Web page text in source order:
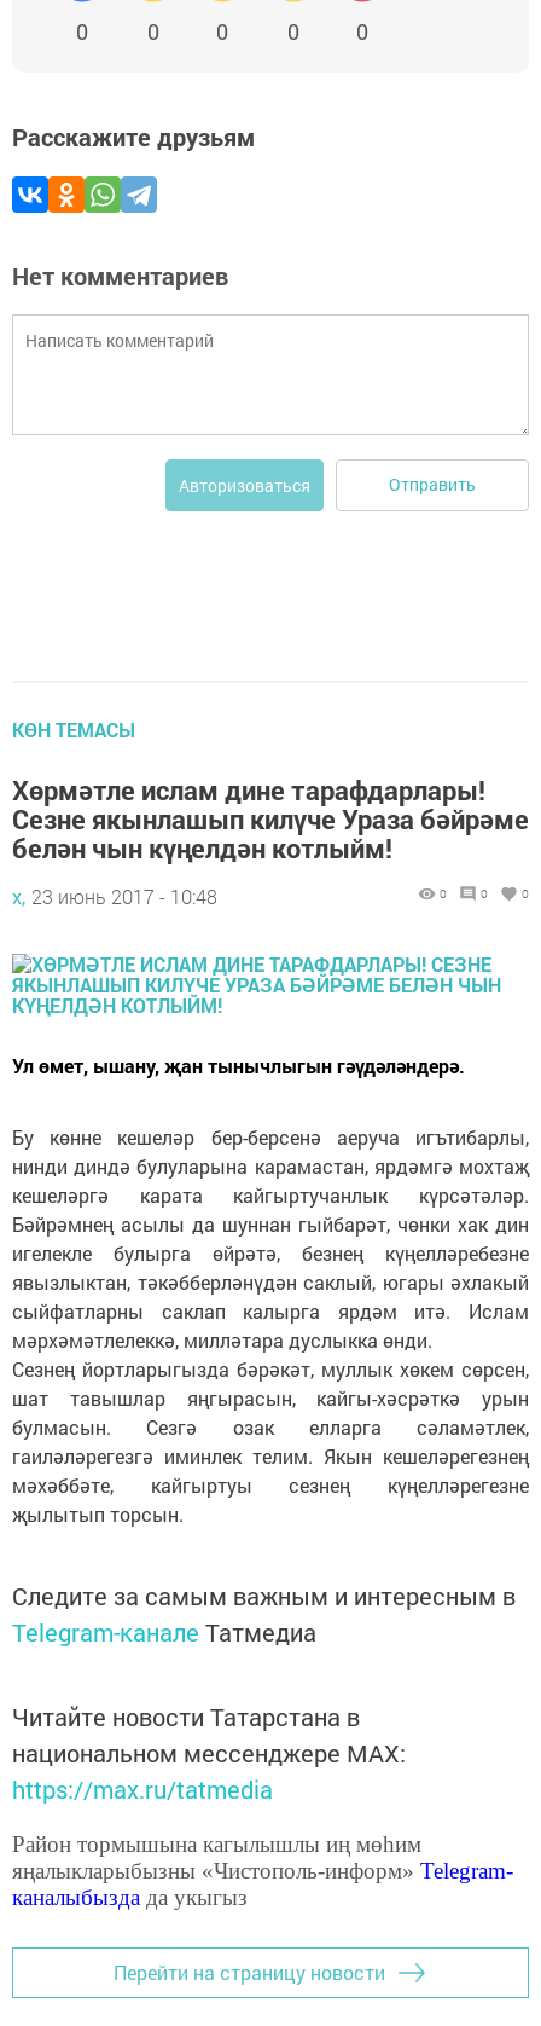
0 0 0 0 0
Расскажите друзьям
Нет комментариев
Авторизоваться Отправить
КӨН ТЕМАСЫ
Хөрмәтле ислам дине тарафдарлары!
Сезне якынлашып килүче Ураза бәйрәме
белән чын күңелдән котлыйм!
х, 23 июнь 2017 - 10:48 0 0 0
Ул өмет, ышану, җан тынычлыгын гәүдәләндерә.
Бу көнне кешеләр бер-берсенә аеруча игътибарлы,
нинди диндә булуларына карамас­тан, ярдәмгә мохтаҗ
кешеләргә карата кайгыртучанлык күрсәтәләр.
Бәйрәмнең асылы да шуннан гыйбарәт, чөнки хак дин
игелек­ле булырга өйрәтә, безнең күңелләребезне
явызлыктан, тәкәбберләнүдән саклый, югары әхлакый
сыйфатларны саклап калырга ярдәм итә. Ислам
мәрхәмәтлелеккә, милләтара дуслыкка өнди.
Сезнең йортларыгызда бәрәкәт, муллык хөкем сөрсен,
шат тавышлар яңгырасын, кайгы-хәсрәткә урын
булмасын. Сезгә озак елларга сәламәтлек,
гаиләләрегезгә иминлек телим. Якын кешеләрегезнең
мәхәббәте, кайгыртуы сезнең күңелләрегезне
җылытып торсын.
Следите за самым важным и интересным в
Telegram-канале Татмедиа
Читайте новости Татарстана в
национальном мессенджере MАХ:
https://max.ru/tatmedia
Район тормышына кагылышлы иң мөһим
яңалыкларыбызны «Чистополь-информ» Telegram-
каналыбызда да укыгыз
Перейти на страницу новости